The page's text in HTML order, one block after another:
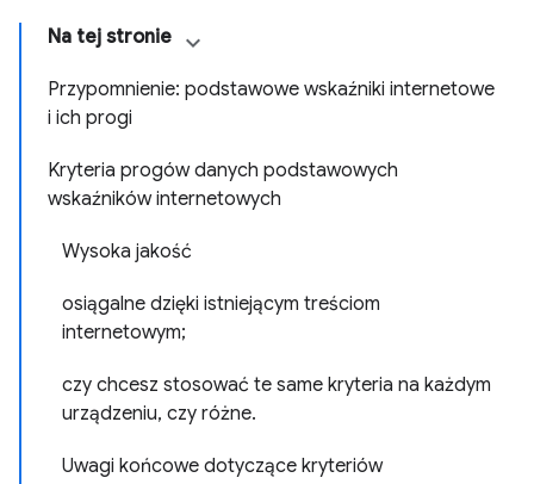
Na tej stronie
Przypomnienie: podstawowe wskaźniki internetowe
i ich progi
Kryteria progów danych podstawowych
wskaźników internetowych
Wysoka jakość
osiągalne dzięki istniejącym treściom
internetowym;
czy chcesz stosować te same kryteria na każdym
urządzeniu, czy różne.
Uwagi końcowe dotyczące kryteriów